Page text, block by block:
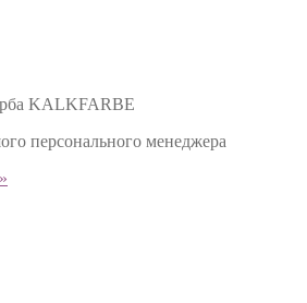
KALKFARBE
персонального менеджера
»